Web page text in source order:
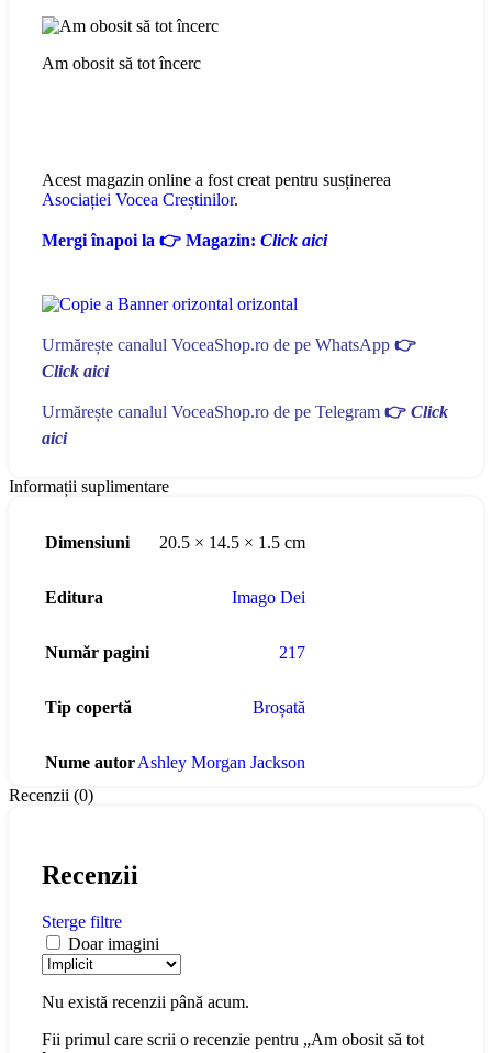
Am obosit să tot încerc
Acest magazin online a fost creat pentru susținerea
Asociației Vocea Creștinilor.
Mergi înapoi la 👉 Magazin: Click aici
Urmărește canalul VoceaShop.ro de pe WhatsApp 👉
Click aici
Urmărește canalul VoceaShop.ro de pe Telegram 👉 Click
aici
Informații suplimentare
Dimensiuni 20.5 × 14.5 × 1.5 cm
Editura Imago Dei
Număr pagini 217
Tip copertă Broșată
Nume autorAshley Morgan Jackson
Recenzii (0)
Recenzii
Sterge filtre
Doar imagini
Nu există recenzii până acum.
Fii primul care scrii o recenzie pentru „Am obosit să tot